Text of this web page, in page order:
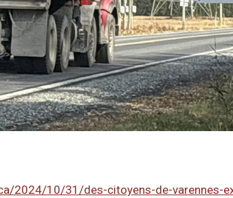
2024/10/31/des-citoyens-de-varennes-